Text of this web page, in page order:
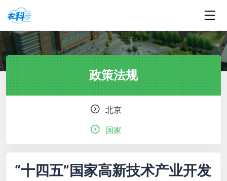
政策法规
北京
国家
“十四五”国家高新技术产业开发